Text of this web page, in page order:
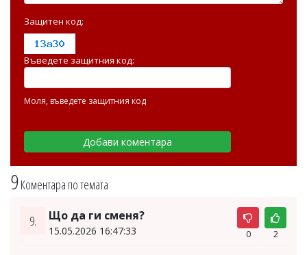
9Коментара по темата
9. Що да ги сменя?
15.05.2026 16:47:33 0 2
Защитен код:
Въведете защитния код:
Моля, въведете защитния код